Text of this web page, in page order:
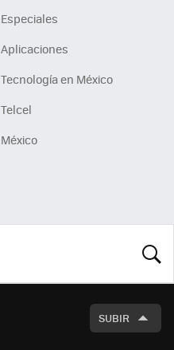
Especiales
Aplicaciones
Tecnología en México
Telcel
México
SUBIR